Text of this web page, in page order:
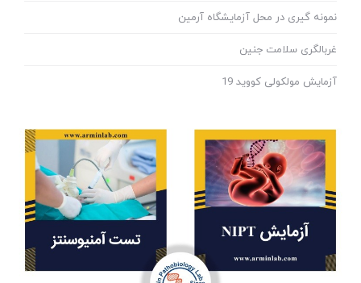
نمونه گیری در محل آزمایشگاه آرمین
غربالگری سلامت جنین
آزمایش مولکولی کووید 19